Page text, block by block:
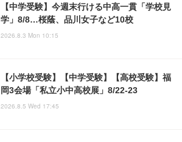
【中学受験】今週末行ける中高一貫「学校見
学」8/8…桜蔭、品川女子など10校
2026.8.3 Mon 10:15
【小学校受験】【中学受験】【高校受験】福
岡3会場「私立小中高校展」8/22-23
2026.8.5 Wed 17:45